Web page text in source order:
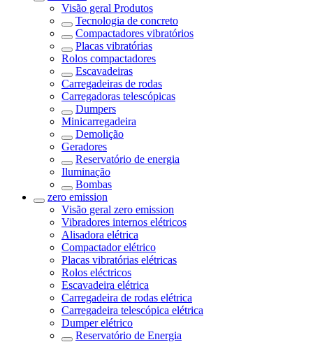
Visão geral Produtos
Tecnologia de concreto
Compactadores vibratórios
Placas vibratórias
Rolos compactadores
Escavadeiras
Carregadeiras de rodas
Carregadoras telescópicas
Dumpers
Minicarregadeira
Demolição
Geradores
Reservatório de energia
Iluminação
Bombas
zero emission
Visão geral zero emission
Vibradores internos elétricos
Alisadora elétrica
Compactador elétrico
Placas vibratórias elétricas
Rolos eléctricos
Escavadeira elétrica
Carregadeira de rodas elétrica
Carregadeira telescópica elétrica
Dumper elétrico
Reservatório de Energia